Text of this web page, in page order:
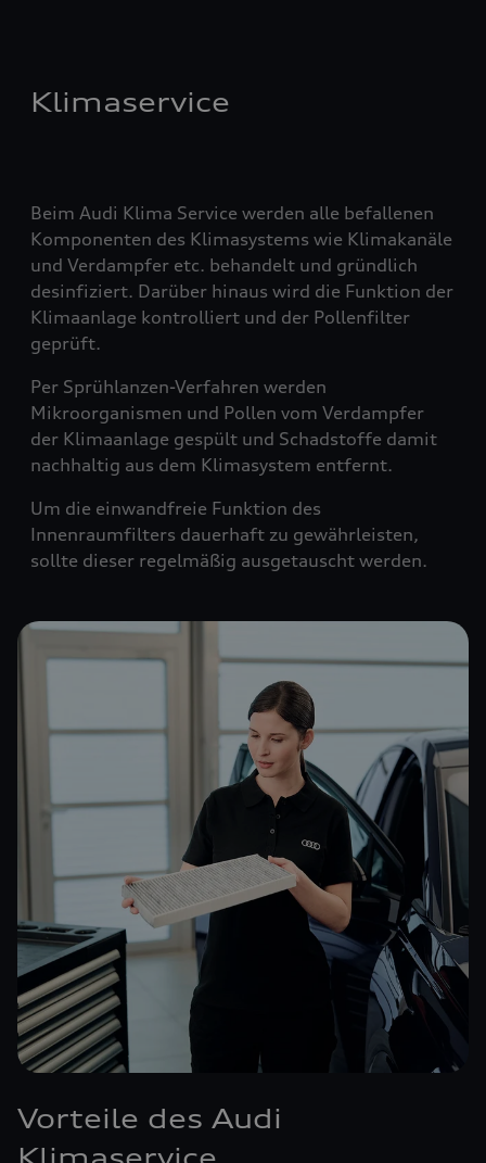
Klimaservice
Beim Audi Klima Service werden alle befallenen
Komponenten des Klimasystems wie Klimakanäle
und Verdampfer etc. behandelt und gründlich
desinfiziert. Darüber hinaus wird die Funktion der
Klimaanlage kontrolliert und der Pollenfilter
geprüft.
Per Sprühlanzen-Verfahren werden
Mikroorganismen und Pollen vom Verdampfer
der Klimaanlage gespült und Schadstoffe damit
nachhaltig aus dem Klimasystem entfernt.
Um die einwandfreie Funktion des
Innenraumfilters dauerhaft zu gewährleisten,
sollte dieser regelmäßig ausgetauscht werden.
Vorteile des Audi